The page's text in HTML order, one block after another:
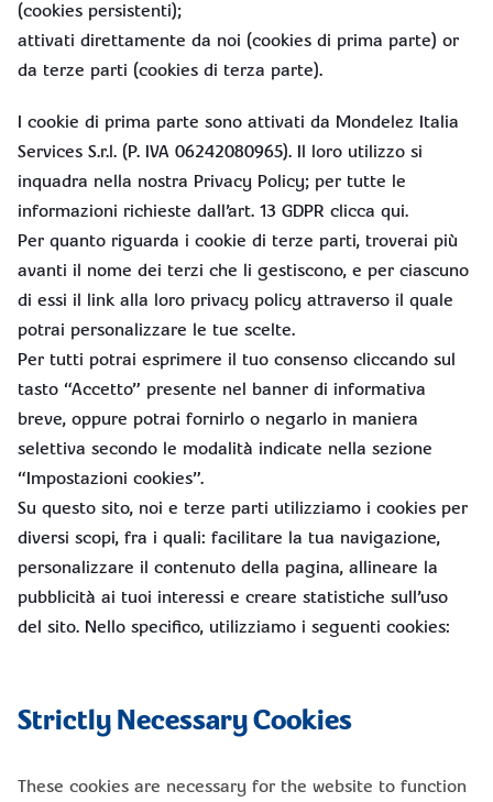
(cookies persistenti);
attivati direttamente da noi (cookies di prima parte) or
da terze parti (cookies di terza parte).
I cookie di prima parte sono attivati da Mondelez Italia
Services S.r.l. (P. IVA 06242080965). Il loro utilizzo si
inquadra nella nostra Privacy Policy; per tutte le
informazioni richieste dall’art. 13 GDPR clicca qui.
Per quanto riguarda i cookie di terze parti, troverai più
avanti il nome dei terzi che li gestiscono, e per ciascuno
di essi il link alla loro privacy policy attraverso il quale
potrai personalizzare le tue scelte.
Per tutti potrai esprimere il tuo consenso cliccando sul
tasto “Accetto” presente nel banner di informativa
breve, oppure potrai fornirlo o negarlo in maniera
selettiva secondo le modalità indicate nella sezione
“Impostazioni cookies”.
Su questo sito, noi e terze parti utilizziamo i cookies per
diversi scopi, fra i quali: facilitare la tua navigazione,
personalizzare il contenuto della pagina, allineare la
pubblicità ai tuoi interessi e creare statistiche sull’uso
del sito. Nello specifico, utilizziamo i seguenti cookies:
Strictly Necessary Cookies
These cookies are necessary for the website to function